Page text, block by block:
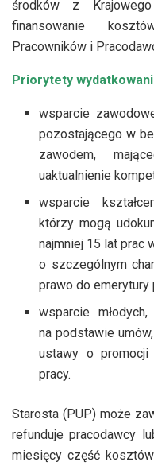
środków z
finansowanie
Pracowników i
Priorytety
wsparcie
pozostającego w
zawodem,
uaktualnienie
wsparcie
którzy mogą
najmniej 15 lat prac
o szczególnym
prawo do
wsparcie
na podstawie
ustawy o promocji
pracy.
Starosta (PUP) może
refunduje pracodawcy
miesięcy część